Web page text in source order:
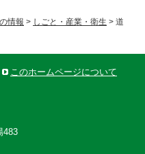
情報 > しごと・産業・衛生 > 道
このホームページについて
483